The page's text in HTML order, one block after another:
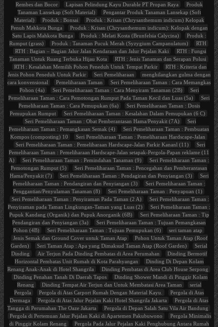
Rembes dan Bocor
Lapisan Pelindung Kayu Durable PT Propan Raya
Produk
Tanaman Lansekap (Soft Material)
Pengantar Produk Tanaman Lansekap (Soft
Material)
Produk : Bonsai
Produk : Krisan (Chrysanthemum indicum) Kelopak
Penuh Mahkota Bunga
Produk : Krisan (Chrysanthemum indicum): Kelopak dengan
Satu Lapis Mahkota Bunga
Produk : Melati Kosta (Brunfelsia Calycina)
Produk :
Rumput (grass)
Produk : Tanaman Pucuk Merah (Syzygium Campanulatum)
RTH
RTH : Bagian – Bagian Jalur Jalan Kendaraan dan Jalur Pejalan Kaki
RTH : Fungsi
Tanaman Untuk Ruang Terbuka Hijau Kota
RTH : Jenis Tanaman dan Serapan Polusi
RTH : Kesalahan Memilih Pohon Peneduh Untuk Tempat Parkir
RTH : Kriteria dan
Jenis Pohon Peneduh Untuk Parkir
Seri Pemeliharaan
menghilangkan gulma dengan
cara konvensional
Pemeliharaan Taman
Seri Pemeliharaan Taman : Cara Memangkas
Pohon (4a)
Seri Pemeliharaan Taman : Cara Menyiram Tanaman (2B)
Seri
Pemeliharaan Taman : Cara Pemotongan Rumput Pada Taman Kecil dan Luas (5a)
Seri
Pemeliharaan Taman : Cara Pemupukan (6a)
Seri Pemeliharaan Taman : Dosis
Pemupukan Rumput
Seri Pemeliharaan Taman : Kesalahan Dalam Pemupukan (6 C)
Seri Pemeliharaan Taman : Obat Pemberantasan Hama/Penyakit (7A)
Seri
Pemeliharaan Taman : Pemangkasan Semak (4)
Seri Pemeliharaan Taman : Pembuatan
Kompos (composting) 10
Seri Pemeliharaan Taman : Pemeliharaan Hardscape-Jalan
Seri Pemeliharaan Taman : Pemeliharaan Hardscape-Jalan Parkir Kananl (11)
Seri
Pemeliharaan Taman : Pemeliharaan Hardscape-Jalan setapak-Pergola-Papan reklame (11
A)
Seri Pemeliharaan Taman : Pemindahan Tanaman (9)
Seri Pemeliharaan Taman :
Pemotongan Rumput (5)
Seri Pemeliharaan Taman : Pencegahan dan Pemberantasan
Hama/Penyakit (7)
Seri Pemeliharaan Taman : Pendagiran dan Penyiangan (3)
Seri
Pemeliharaan Taman : Pendangiran dan Penyiangan (3)
Seri Pemeliharaan Taman :
Penggantian/Penyulaman Tanaman (8)
Seri Pemeliharaan Taman : Penyapuan (1)
Seri Pemeliharaan Taman : Penyiraman Pada Taman (2 A)
Seri Pemeliharaan Taman :
Penyiraman pada Taman Lingkungan-Taman yang Luas (2)
Seri Pemeliharaan Taman :
Pupuk Kandang (Organik) dan Pupuk Anorganik (6B)
Seri Pemeliharaan Taman : Tip
Pendangiran dan Penyiangan (3a)
Seri Pemeliharaan Taman : Tujuan Pemangkasan
Pohon (4B)
Seri Pemeliharaan Taman : Tujuan Pemupukan (6)
seri taman atap
Jenis Semak dan Ground Cover untuk Taman Atap
Pohon Untuk Taman Atap (Roof
Garden)
Seri Taman Atap : Apa yang Dimaksud Taman Atap (Roof Garden)
Serial
Dinding
Air Terjun Pada Dinding Pembatas di Area Perumahan
Dinding Bermotif
Horizontal Pembatas Unit Rumah di Kota Parahyangan
Dinding Di Depan Kolam
Renang Anak-Anak di Hotel Shangrila
Dinding Pembatas di Area Club House Serpong
Dinding Penahan Tanah Di Daerah Tapos
Dinding Shower Mandi di Pinggir Kolam
Renang
Dinding Tempat Air Terjun dan Untuk Membatasi Area Taman
serial
Pergola
Pergola di Atas Carport Rumah Dengan Material Kayu.
Pergola di Atas
Dermaga
Pergola di Atas Jalur Pejalan Kaki Hotel Shangrila Jakarta
Pergola di Atas
Tangga di Perumahan The Oaze Jakarta
Pergola di Depan Salah Satu Vila Air Bandung
Pergola di Pertemuan Jalur Pejalan Kaki di Apartemen Pakubuwono
Pergola Minimalis
di Pinggir Kolam Renang
Pergola Pada Jalur Pejalan Kaki Penghubung Antara Rumah